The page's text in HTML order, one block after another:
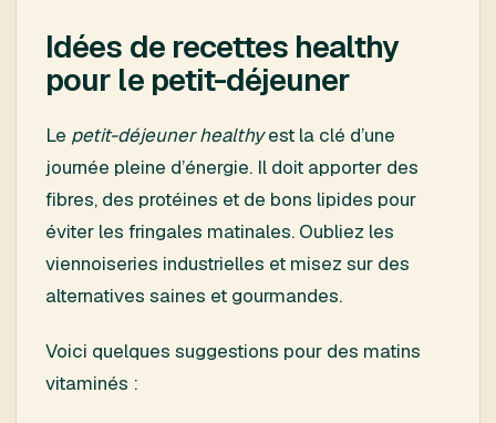
Idées de recettes healthy
pour le petit-déjeuner
Le petit-déjeuner healthyest la clé d’une
journée pleine d’énergie. Il doit apporter des
fibres, des protéines et de bons lipides pour
éviter les fringales matinales. Oubliez les
viennoiseries industrielles et misez sur des
alternatives saines et gourmandes.
Voici quelques suggestions pour des matins
vitaminés :